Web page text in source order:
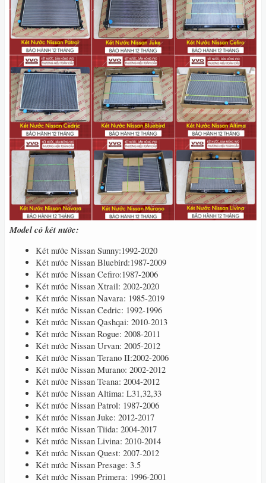
Model có két nước:
Két nước Nissan Sunny:1992-2020
Két nước Nissan Bluebird:1987-2009
Két nước Nissan Cefiro:1987-2006
Két nước Nissan Xtrail: 2002-2020
Két nước Nissan Navara: 1985-2019
Két nước Nissan Cedric: 1992-1996
Két nước Nissan Qashqai: 2010-2013
Két nước Nissan Rogue: 2008-2011
Két nước Nissan Urvan: 2005-2012
Két nước Nissan Terano II:2002-2006
Két nước Nissan Murano: 2002-2012
Két nước Nissan Teana: 2004-2012
Két nước Nissan Altima: L31,32,33
Két nước Nissan Patrol: 1987-2006
Két nước Nissan Juke: 2012-2017
Két nước Nissan Tiida: 2004-2017
Két nước Nissan Livina: 2010-2014
Két nước Nissan Quest: 2007-2012
Két nước Nissan Presage: 3.5
Két nước Nissan Primera: 1996-2001